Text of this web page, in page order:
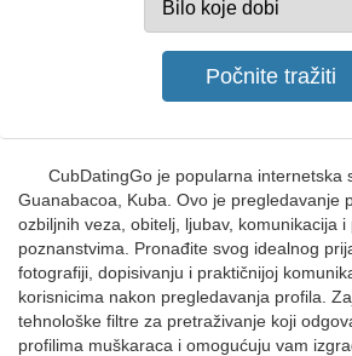
CubDatingGo je popularna internetska
Guanabacoa, Kuba. Ovo je pregledavanje
ozbiljnih veza, obitelj, ljubav, komunikacija
poznanstvima. Pronađite svog idealnog
fotografiji, dopisivanju i praktičnijoj
korisnicima nakon pregledavanja profila.
tehnološke filtre za pretraživanje koji
profilima muškaraca i omogućuju vam